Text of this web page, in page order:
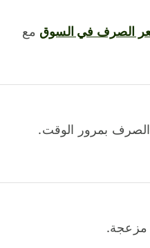
الصرف في السوق مع
بمرور الوقت.
مزعجة.